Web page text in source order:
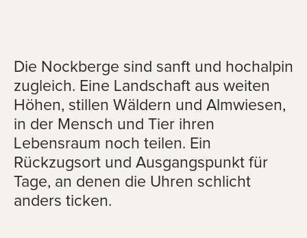
Die Nockberge sind sanft und hochalpin
zugleich. Eine Landschaft aus weiten
Höhen, stillen Wäldern und Almwiesen,
in der Mensch und Tier ihren
Lebensraum noch teilen. Ein
Rückzugsort und Ausgangspunkt für
Tage, an denen die Uhren schlicht
anders ticken.